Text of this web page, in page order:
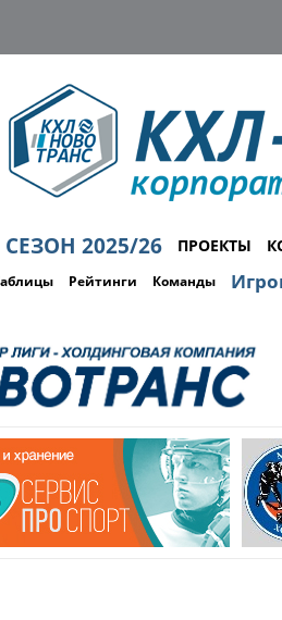
СЕЗОН 2025/26 ПРОЕКТЫ
Рейтинги Команды